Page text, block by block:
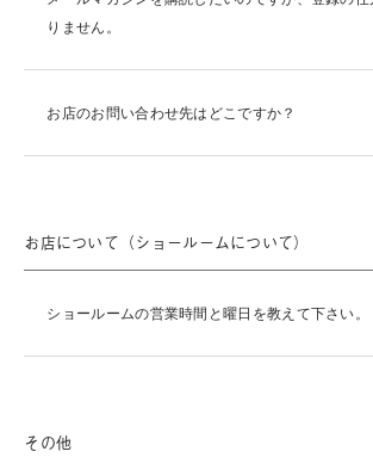
りません。
お店のお問い合わせ先はどこですか？
お店について（ショールームについて）
ショールームの営業時間と曜日を教えて下さい。
その他